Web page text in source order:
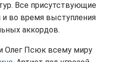
Все присутствующие
и во время выступления
аккордов.
Олег Псюк всему миру